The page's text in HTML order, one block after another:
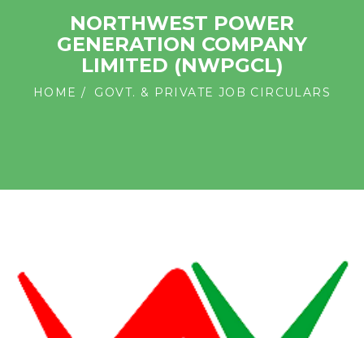
NORTHWEST POWER
GENERATION COMPANY
LIMITED (NWPGCL)
HOME GOVT. & PRIVATE JOB CIRCULARS